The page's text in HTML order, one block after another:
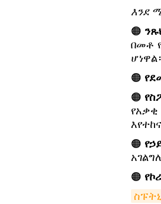
እንደ
🟠
በመቶ
🟠
🟠
🟠
🟠